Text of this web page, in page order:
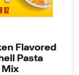
Flavored
Pasta